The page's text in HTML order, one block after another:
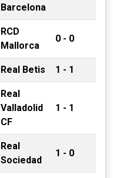
Barcelona
RCD
Mallorca
0 - 0
Real Betis 1 - 1
Real
Valladolid
CF
1 - 1
Real
Sociedad
1 - 0